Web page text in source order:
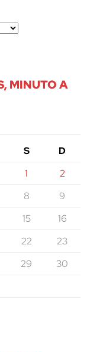
MINUTO A
S
D
1
2
8
9
15
16
22
23
29
30